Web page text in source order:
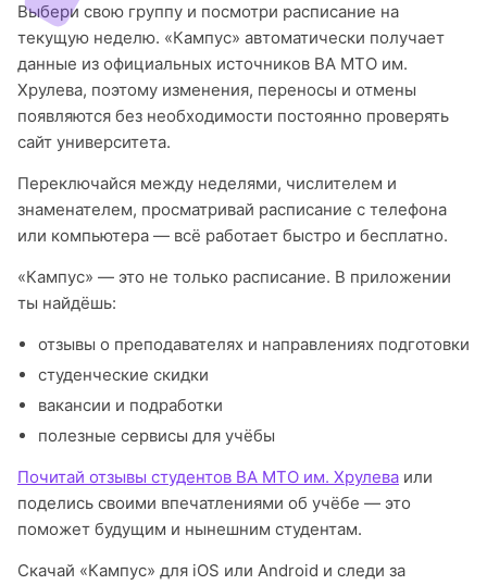
Выбери свою группу и посмотри расписание на
текущую неделю. «Кампус» автоматически получает
данные из официальных источников ВА МТО им.
Хрулева, поэтому изменения, переносы и отмены
появляются без необходимости постоянно проверять
сайт университета.
Переключайся между неделями, числителем и
знаменателем, просматривай расписание с телефона
или компьютера — всё работает быстро и бесплатно.
«Кампус» — это не только расписание. В приложении
ты найдёшь:
отзывы о преподавателях и направлениях подготовки
студенческие скидки
вакансии и подработки
полезные сервисы для учёбы
Почитай отзывы студентов ВА МТО им. Хрулева или
поделись своими впечатлениями об учёбе — это
поможет будущим и нынешним студентам.
Скачай «Кампус» для iOS или Android и следи за